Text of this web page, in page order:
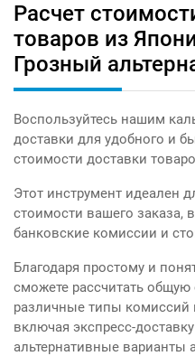
Расчет
товаров из
Грозный
Воспользуйтесь нашим
доставки для удобного и
стоимости доставки
Этот инструмент идеален
стоимости вашего заказа,
банковские комиссии и
Благодаря простому и
сможете рассчитать
различные типы комиссий
включая экспресс-
альтернативные варианты